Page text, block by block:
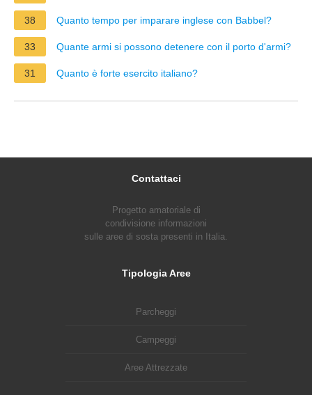
38 Quanto tempo per imparare inglese con Babbel?
33 Quante armi si possono detenere con il porto d'armi?
31 Quanto è forte esercito italiano?
Contattaci
Progetto amatoriale di
condivisione informazioni
sulle aree di sosta presenti in Italia.
Tipologia Aree
Parcheggi
Campeggi
Aree Attrezzate